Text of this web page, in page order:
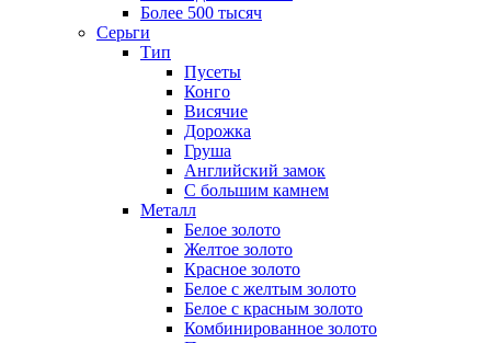
Более 500 тысяч
Серьги
Тип
Пусеты
Конго
Висячие
Дорожка
Груша
Английский замок
С большим камнем
Металл
Белое золото
Желтое золото
Красное золото
Белое с желтым золото
Белое с красным золото
Комбинированное золото